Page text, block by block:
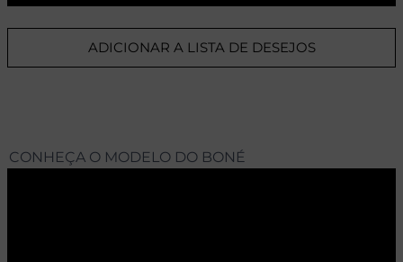
ADICIONAR A LISTA DE DESEJOS
CONHEÇA O MODELO DO BONÉ